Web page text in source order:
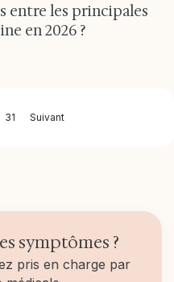
entre les principales
en 2026 ?
31 Suivant
symptômes ?
pris en charge par